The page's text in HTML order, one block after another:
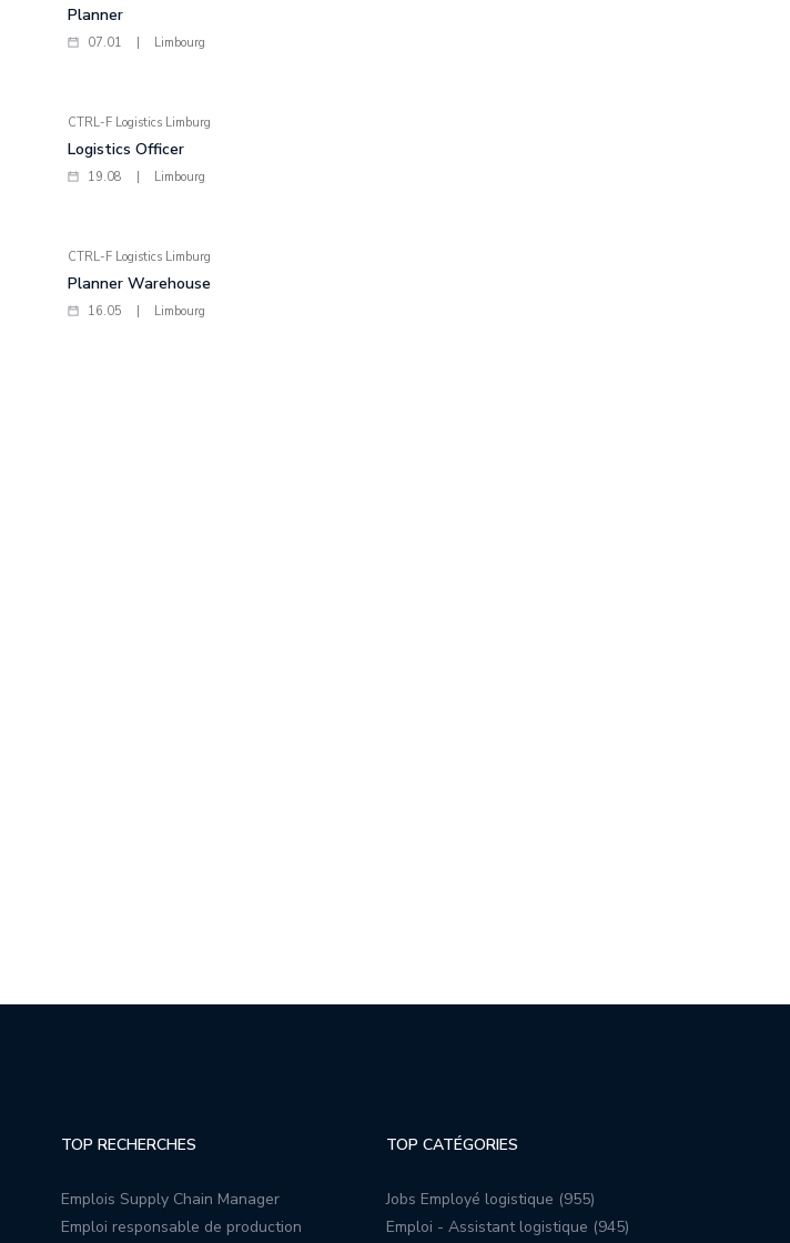
Planner
07.01 Limbourg
CTRL-F Logistics Limburg
Logistics Officer
19.08 Limbourg
CTRL-F Logistics Limburg
Planner Warehouse
16.05 Limbourg
TOP RECHERCHES
Emplois Supply Chain Manager
Emploi responsable de production
TOP CATÉGORIES
Jobs Employé logistique (955)
Emploi - Assistant logistique (945)